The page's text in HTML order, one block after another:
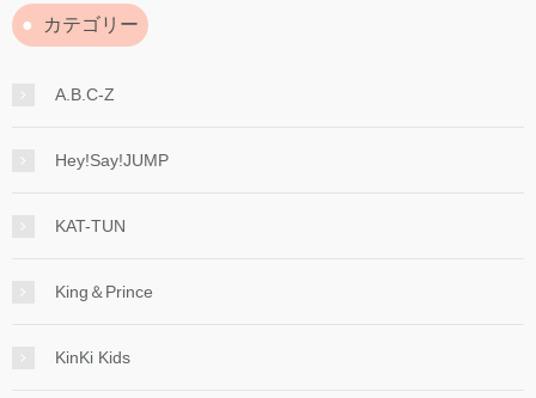
カテゴリー
A.B.C-Z
Hey!Say!JUMP
KAT-TUN
King＆Prince
KinKi Kids